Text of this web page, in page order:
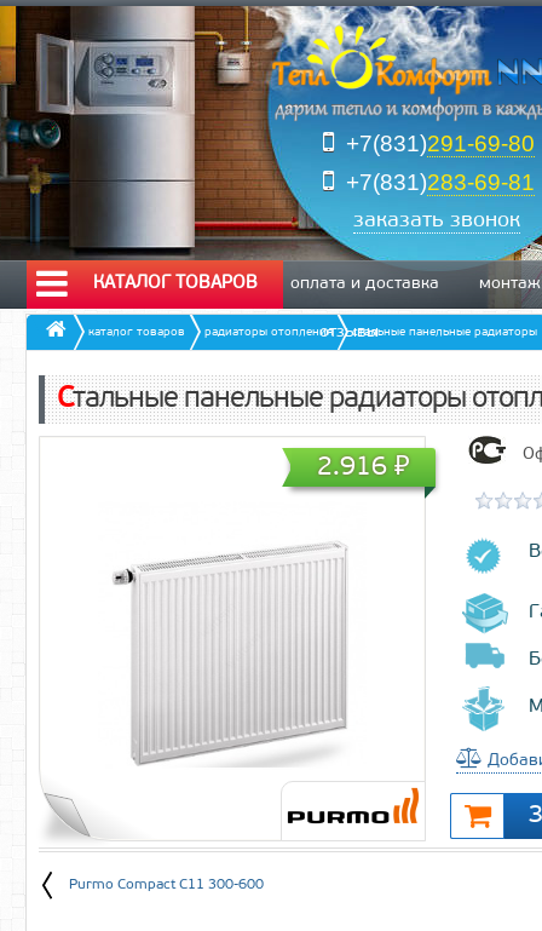
+7(831)291-69-80
+7(831)283-69-81
заказать звонок
КАТАЛОГ ТОВАРОВ оплата и доставка монтаж
отзывы
каталог товаров радиаторы отопления стальные панельные радиаторы
Стальные панельные радиаторы
2.916₽
Purmo Compact C11 300-600